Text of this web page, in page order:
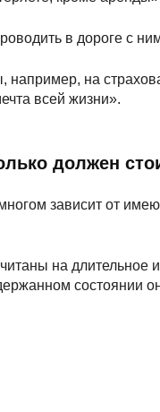
в дороге с
на
всей жизни».
должен
зависит от
на длительное
состоянии